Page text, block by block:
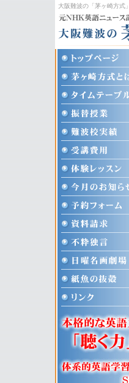
大阪難波の「茅ヶ崎方式」